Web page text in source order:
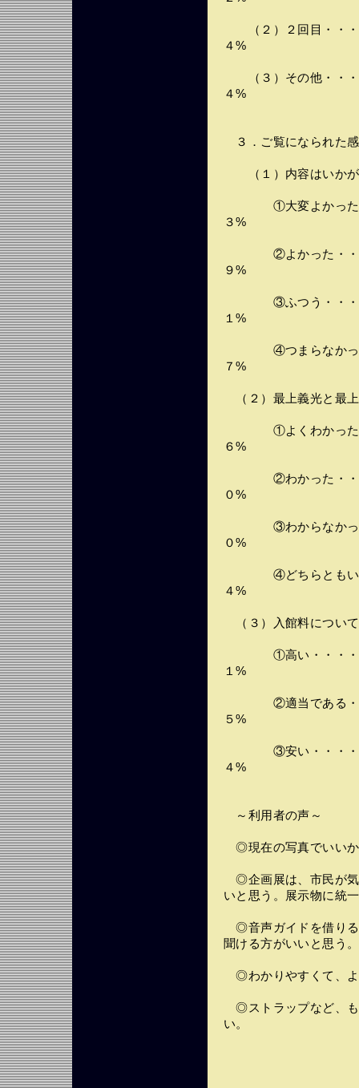
（２）２回目・・・
４%
（３）その他・・・
４%
３．ご覧になられた
（１）内容はいかが
①大変よかった・
３%
②よかった・・・
９%
③ふつう・・・・
１%
④つまらなかった
７%
（２）最上義光と最
①よくわかった・
６%
②わかった・・・
０%
③わからなかった
０%
④どちらともいえ
４%
（３）入館料について
①高い・・・・・
１%
②適当である・・
５%
③安い・・・・・
４%
～利用者の声～
◎現在の写真でいいか
◎企画展は、市民が気
いと思う。展示物に統
◎音声ガイドを借りる
聞ける方がいいと思う。
◎わかりやすくて、よ
◎ストラップなど、も
い。